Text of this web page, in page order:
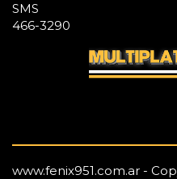
SMS
466-3290
www.fenix951.com.ar -